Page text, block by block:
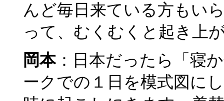
んど毎日来ている方もい
って、むくむくと起き上
岡本：日本だったら「寝
ークでの１日を模式図に